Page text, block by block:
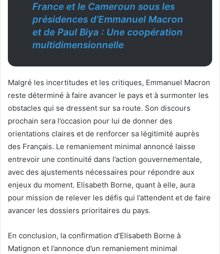
France et le Cameroun sous les
présidences d’Emmanuel Macron
et de Paul Biya : Une coopération
multidimensionnelle
Malgré les incertitudes et les critiques, Emmanuel Macron
reste déterminé à faire avancer le pays et à surmonter les
obstacles qui se dressent sur sa route. Son discours
prochain sera l’occasion pour lui de donner des
orientations claires et de renforcer sa légitimité auprès
des Français. Le remaniement minimal annoncé laisse
entrevoir une continuité dans l’action gouvernementale,
avec des ajustements nécessaires pour répondre aux
enjeux du moment. Elisabeth Borne, quant à elle, aura
pour mission de relever les défis qui l’attendent et de faire
avancer les dossiers prioritaires du pays.
En conclusion, la confirmation d’Elisabeth Borne à
Matignon et l’annonce d’un remaniement minimal